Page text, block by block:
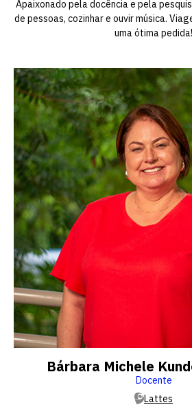
Apaixonado pela docência e pela
de pessoas, cozinhar e ouvir música.
uma ótima pedida!
Bárbara Michele
Docente
Lattes